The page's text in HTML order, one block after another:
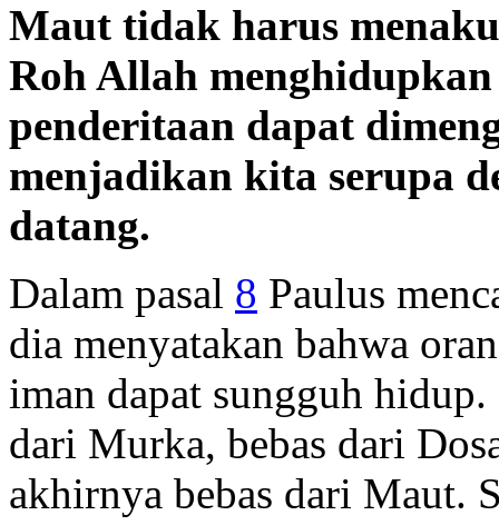
Maut tidak harus
Roh Allah
penderitaan dapat
menjadikan kita serupa
datang.
Dalam pasal 8 Paulus
dia menyatakan bahwa
iman dapat sungguh
dari Murka, bebas dari
akhirnya bebas dari Maut.